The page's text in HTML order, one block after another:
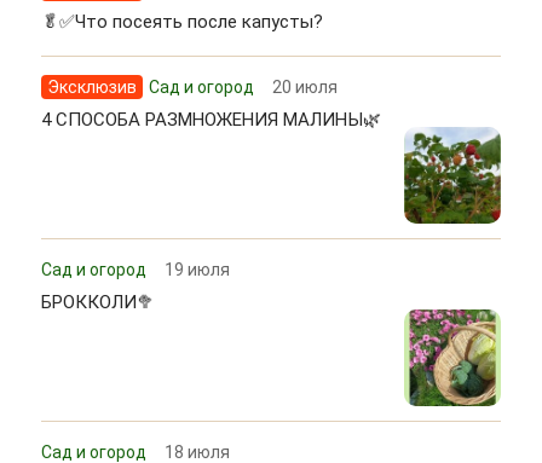
🥬✅Что посеять после капусты?
Эксклюзив Сад и огород 20 июля
4 СПОСОБА РАЗМНОЖЕНИЯ МАЛИНЫ🌿
Сад и огород 19 июля
БРОККОЛИ🥦
Сад и огород 18 июля